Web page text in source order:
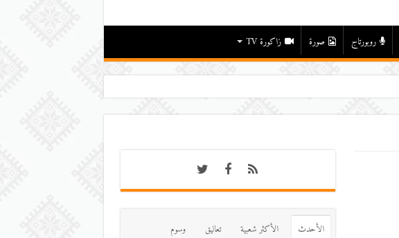
روبورتاج صورة زاكورة TV
اﻷحدث اﻷكثر شعبية تعاليق
وسوم